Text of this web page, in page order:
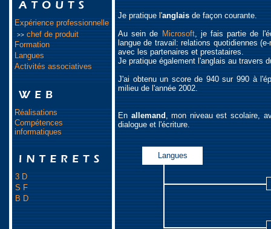
Expérience professionnelle
>> chef de produit
Formation
Langues
Activités associatives
Réalisations
Compétences
informatiques
3 D
S F
B D
Je pratique l'anglais de façon courante.
Au sein de Microsoft, je fais partie de
langue de travail: relations quotidiennes
avec les partenaires et prestataires.
Je pratique également l'anglais au travers
J'ai obtenu un score de 940 sur 990 à
milieu de l'année 2002.
En allemand , mon niveau est scolaire,
dialogue et l'écriture.
Langues